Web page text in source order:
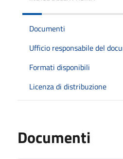
Documenti
Ufficio responsabile del
Formati disponibili
Licenza di distribuzione
Documenti